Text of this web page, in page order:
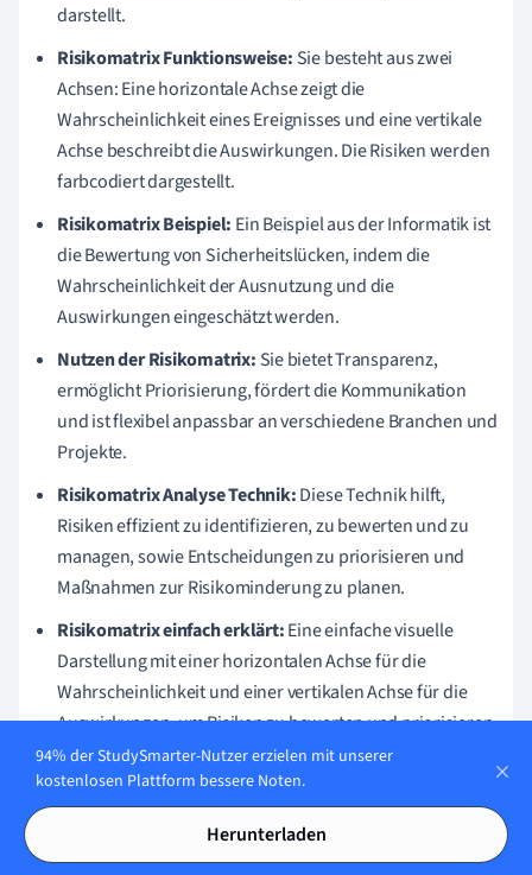
darstellt.
Risikomatrix Funktionsweise: Sie besteht aus zwei
Achsen: Eine horizontale Achse zeigt die
Wahrscheinlichkeit eines Ereignisses und eine vertikale
Achse beschreibt die Auswirkungen. Die Risiken werden
farbcodiert dargestellt.
Risikomatrix Beispiel: Ein Beispiel aus der Informatik ist
die Bewertung von Sicherheitslücken, indem die
Wahrscheinlichkeit der Ausnutzung und die
Auswirkungen eingeschätzt werden.
Nutzen der Risikomatrix: Sie bietet Transparenz,
ermöglicht Priorisierung, fördert die Kommunikation
und ist flexibel anpassbar an verschiedene Branchen und
Projekte.
Risikomatrix Analyse Technik:Diese Technik hilft,
Risiken effizient zu identifizieren, zu bewerten und zu
managen, sowie Entscheidungen zu priorisieren und
Maßnahmen zur Risikominderung zu planen.
Risikomatrix einfach erklärt:Eine einfache visuelle
Darstellung mit einer horizontalen Achse für die
Wahrscheinlichkeit und einer vertikalen Achse für die
Auswirkungen, um Risiken zu bewerten und priorisieren.
Ähnliche Themen in Informatik
94% der StudySmarter-Nutzer erzielen mit unserer
kostenlosen Plattform bessere Noten.
Herunterladen